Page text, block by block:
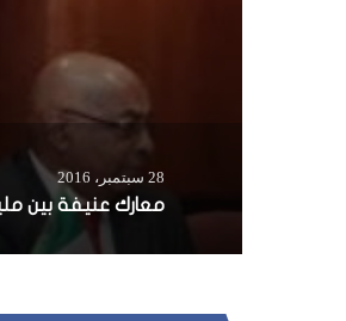
28 سبتمبر، 2016